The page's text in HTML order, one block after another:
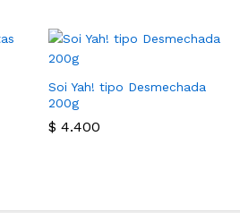
Soi Yah! tipo Desmechada
200g
$ 4.400